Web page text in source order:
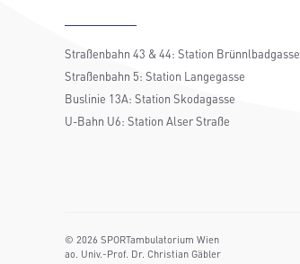
Straßenbahn 43 & 44: Station Brünnlbadgasse
Straßenbahn 5: Station Langegasse
Buslinie 13A: Station Skodagasse
U-Bahn U6: Station Alser Straße
© 2026 SPORTambulatorium Wien
ao. Univ.-Prof. Dr. Christian Gäbler